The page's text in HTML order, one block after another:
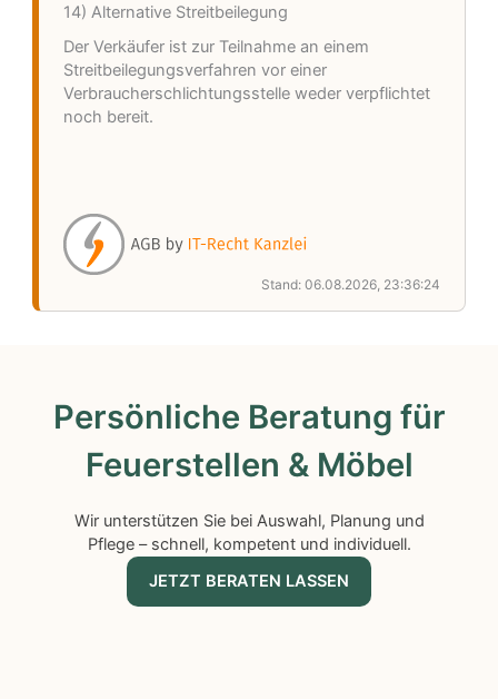
14) Alternative Streitbeilegung
Der Verkäufer ist zur Teilnahme an einem
Streitbeilegungsverfahren vor einer
Verbraucherschlichtungsstelle weder verpflichtet
noch bereit.
Stand: 06.08.2026, 23:36:24
Persönliche Beratung für
Feuerstellen & Möbel
Wir unterstützen Sie bei Auswahl, Planung und
Pflege – schnell, kompetent und individuell.
JETZT BERATEN LASSEN